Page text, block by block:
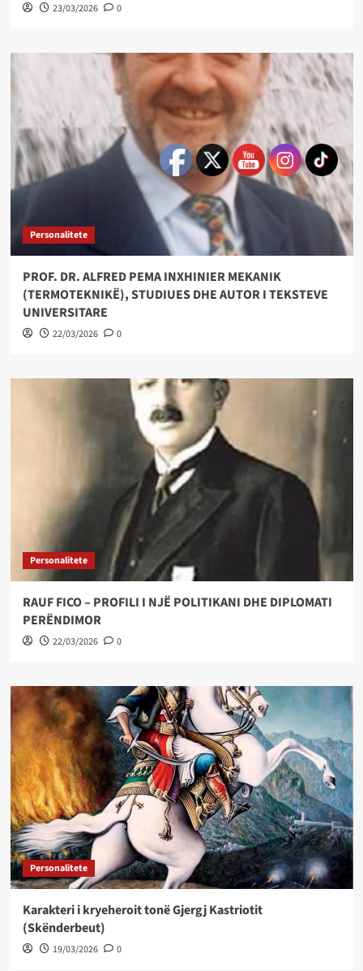
23/03/2026 0
Personalitete
PROF. DR. ALFRED PEMA INXHINIER MEKANIK
(TERMOTEKNIKË), STUDIUES DHE AUTOR I TEKSTEVE
UNIVERSITARE
22/03/2026 0
Personalitete
RAUF FICO – PROFILI I NJË POLITIKANI DHE DIPLOMATI
PERËNDIMOR
22/03/2026 0
Personalitete
Karakteri i kryeheroit tonë Gjergj Kastriotit
(Skënderbeut)
19/03/2026 0